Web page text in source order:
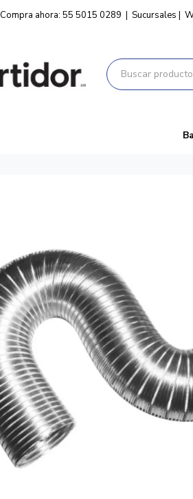
Compra ahora: 55 5015 0289 | Sucursales |